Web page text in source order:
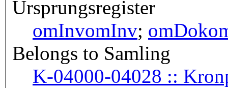
Ursprungsregister
omInvomInv; omDok
Belongs to Samling
K-